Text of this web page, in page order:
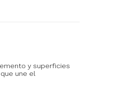
y superficies
que une el